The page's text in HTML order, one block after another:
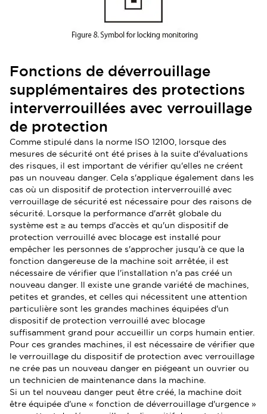
Fonctions de déverrouillage
supplémentaires des protections
interverrouillées avec verrouillage
de protection
Comme stipulé dans la norme ISO 12100, lorsque des
mesures de sécurité ont été prises à la suite d'évaluations
des risques, il est important de vérifier qu'elles ne créent
pas un nouveau danger. Cela s'applique également dans les
cas où un dispositif de protection interverrouillé avec
verrouillage de sécurité est nécessaire pour des raisons de
sécurité. Lorsque la performance d'arrêt globale du
système est ≥ au temps d'accès et qu'un dispositif de
protection verrouillé avec blocage est installé pour
empêcher les personnes de s'approcher jusqu'à ce que la
fonction dangereuse de la machine soit arrêtée, il est
nécessaire de vérifier que l'installation n'a pas créé un
nouveau danger. Il existe une grande variété de machines,
petites et grandes, et celles qui nécessitent une attention
particulière sont les grandes machines équipées d'un
dispositif de protection verrouillé avec blocage
suffisamment grand pour accueillir un corps humain entier.
Pour ces grandes machines, il est nécessaire de vérifier que
le verrouillage du dispositif de protection avec verrouillage
ne crée pas un nouveau danger en piégeant un ouvrier ou
un technicien de maintenance dans la machine.
Si un tel nouveau danger peut être créé, la machine doit
être équipée d'une « fonction de déverrouillage d'urgence »